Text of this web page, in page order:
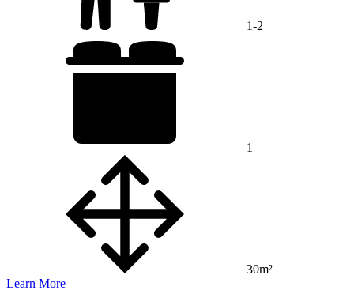
1-2
1
30m²
Learn More